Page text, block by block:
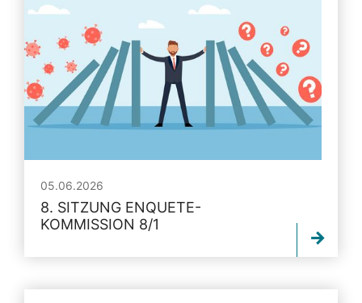
05.06.2026
8. SITZUNG ENQUETE-
KOMMISSION 8/1